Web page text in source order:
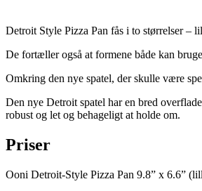
Detroit Style Pizza Pan fås i to størrelser –
De fortæller også at formene både kan
Omkring den nye spatel, der skulle være
Den nye Detroit spatel har en bred
robust og let og behageligt at holde om.
Priser
Ooni Detroit-Style Pizza Pan 9.8” x 6.6”